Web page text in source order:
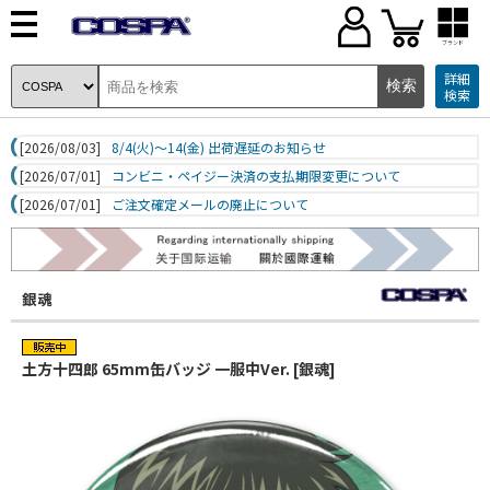
ブランド
詳細
検索
[2026/08/03]
8/4(火)～14(金) 出荷遅延のお知らせ
[2026/07/01]
コンビニ・ペイジー決済の支払期限変更について
[2026/07/01]
ご注文確定メールの廃止について
銀魂
土方十四郎 65mm缶バッジ 一服中Ver. [銀魂]